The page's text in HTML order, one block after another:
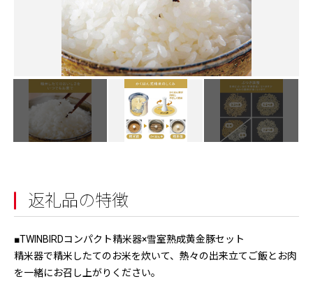
返礼品の特徴
■TWINBIRDコンパクト精米器×雪室熟成黄金豚セット
精米器で精米したてのお米を炊いて、熱々の出来立てご飯とお肉
を一緒にお召し上がりください。